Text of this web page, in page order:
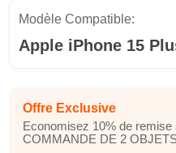
Modèle Compatible:
Apple iPhone 15
Offre Exclusive
Economisez 10% de
COMMANDE DE 2